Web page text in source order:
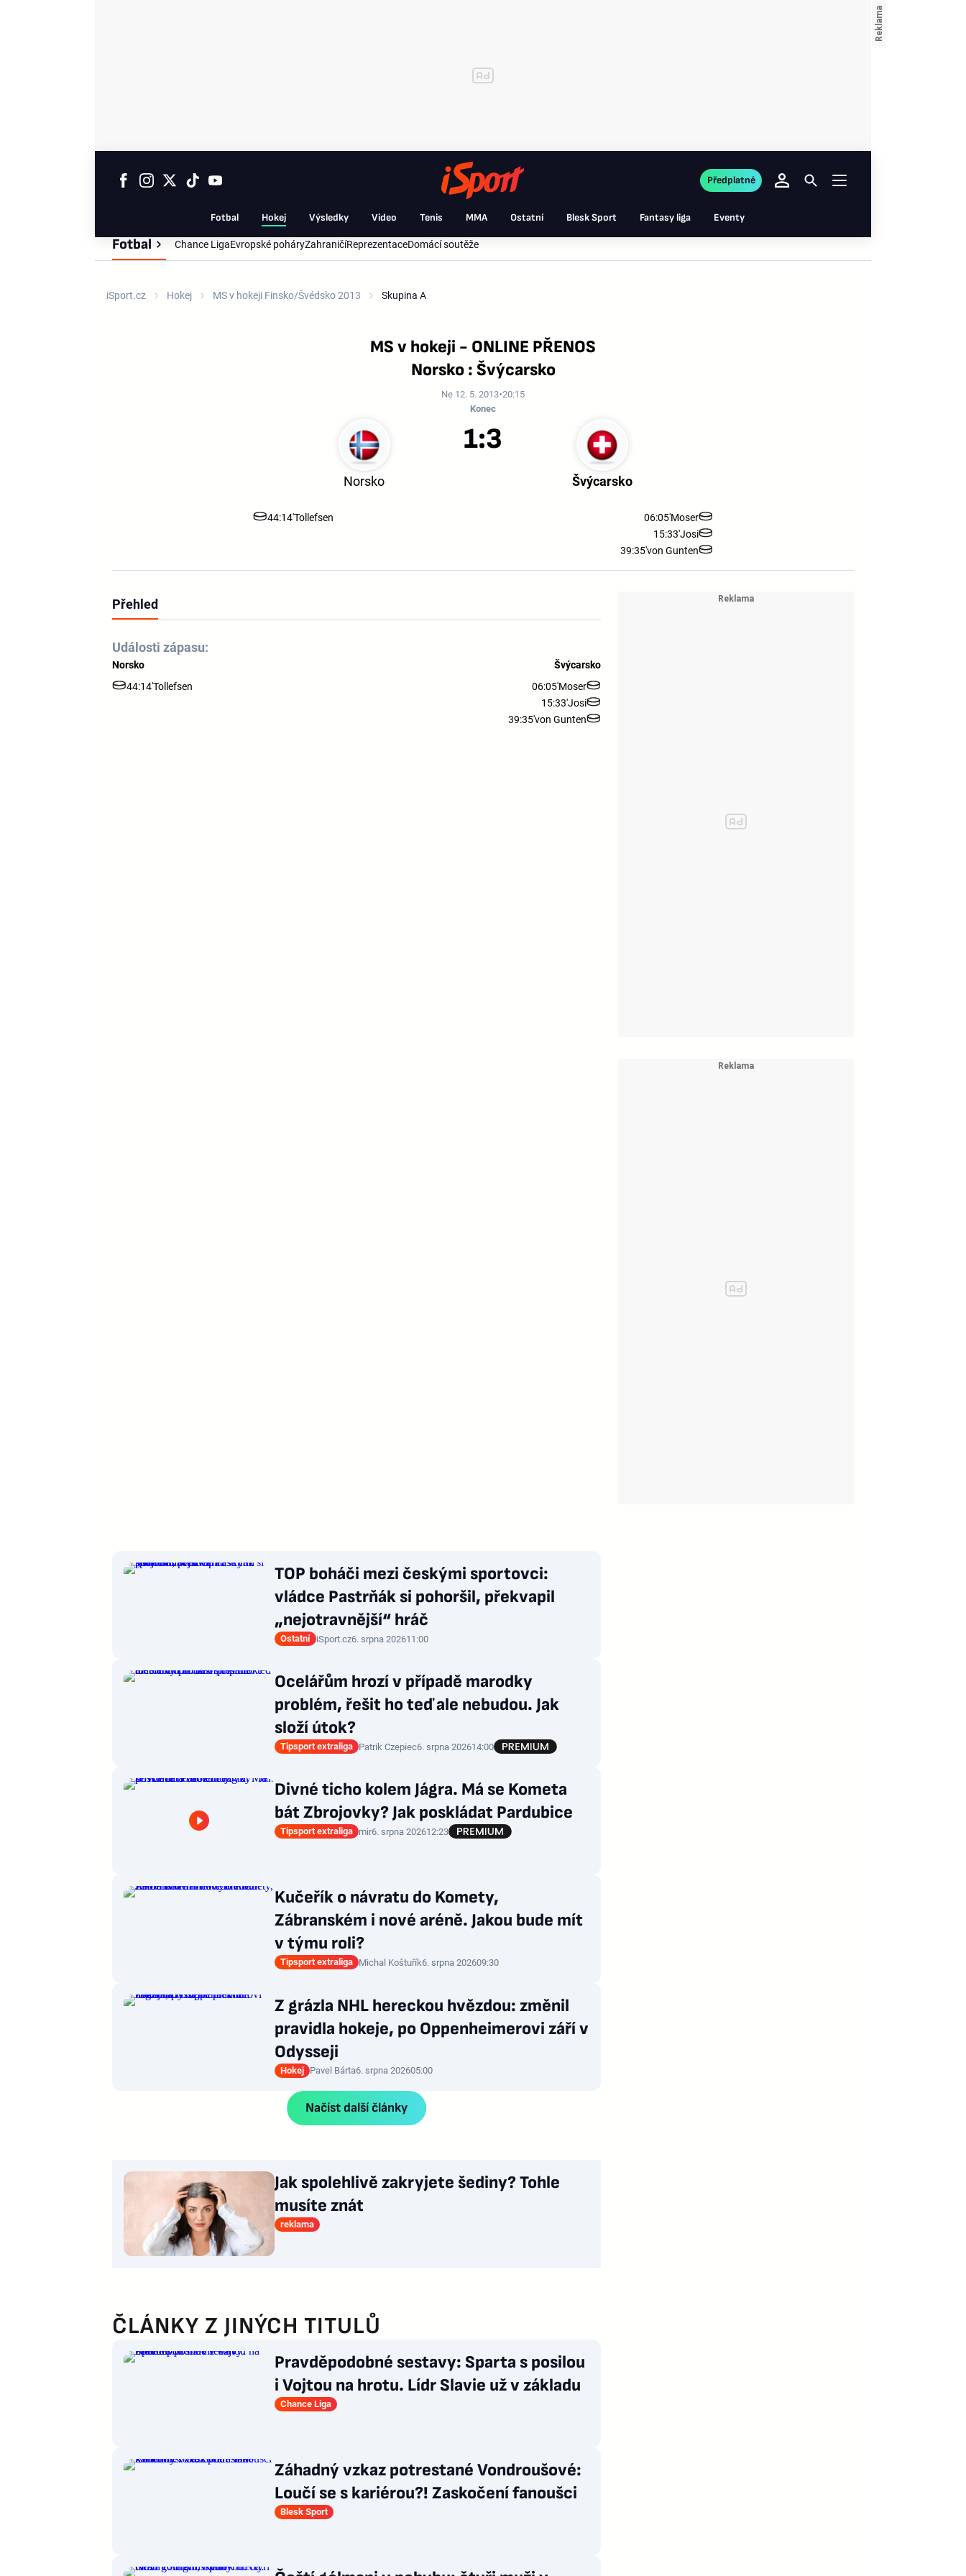
Fotbal Hokej Výsledky Video Tenis MMA Ostatní Blesk Sport Fantasy liga Eventy
Předplatné
Fotbal Chance LigaEvropské poháryZahraničíReprezentaceDomácí soutěže
iSport.cz Hokej MS v hokeji Finsko/Švédsko 2013 Skupina A
MS v hokeji - ONLINE PŘENOS
Norsko : Švýcarsko
Ne 12. 5. 2013 20:15
Konec
Norsko Švýcarsko
1:3
44:14'Tollefsen 06:05'Moser
15:33'Josi
39:35'von Gunten
Přehled
Události zápasu:
Norsko
44:14'Tollefsen
Švýcarsko
06:05'Moser
15:33'Josi
39:35'von Gunten
TOP boháči mezi českými sportovci:
vládce Pastrňák si pohoršil, překvapil
„nejotravnější“ hráč
Ostatní iSport.cz6. srpna 202611:00
Ocelářům hrozí v případě marodky
problém, řešit ho teď ale nebudou. Jak
složí útok?
Tipsport extraliga Patrik Czepiec6. srpna 202614:00
Divné ticho kolem Jágra. Má se Kometa
bát Zbrojovky? Jak poskládat Pardubice
Tipsport extraliga mir6. srpna 202612:23
Kučeřík o návratu do Komety,
Zábranském i nové aréně. Jakou bude mít
v týmu roli?
Tipsport extraliga Michal Koštuřík6. srpna 202609:30
Z grázla NHL hereckou hvězdou: změnil
pravidla hokeje, po Oppenheimerovi září v
Odysseji
Hokej Pavel Bárta6. srpna 202605:00
Načíst další články
Jak spolehlivě zakryjete šediny? Tohle
musíte znát
reklama
ČLÁNKY Z JINÝCH TITULŮ
Pravděpodobné sestavy: Sparta s posilou
i Vojtou na hrotu. Lídr Slavie už v základu
Chance Liga
Záhadný vzkaz potrestané Vondroušové:
Loučí se s kariérou?! Zaskočení fanoušci
Blesk Sport